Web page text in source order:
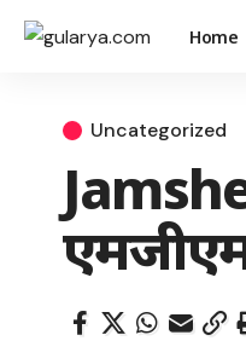
Home
Uncategorized
एमजीएम